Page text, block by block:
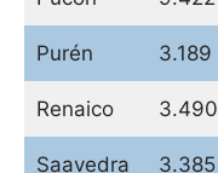
Purén 3.189
Renaico 3.490
Saavedra 3.385